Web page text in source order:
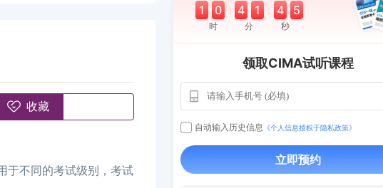
收藏
于不同的考试级别，考试
1 0 : 4 1 : 4 4
时 分 秒
领取CIMA试听课程
自动输入历史信息 《个人信息授权于隐私政策》
立即预约
112****290